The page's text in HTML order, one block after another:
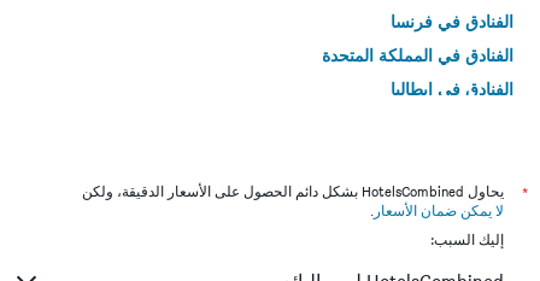
الفنادق في فرنسا
الفنادق في المملكة المتحدة
الفنادق في إيطاليا
*
يحاول HotelsCombined بشكل دائم الحصول على الأسعار الدقيقة، ولكن
لا يمكن ضمان الأسعار .
إليك السبب: